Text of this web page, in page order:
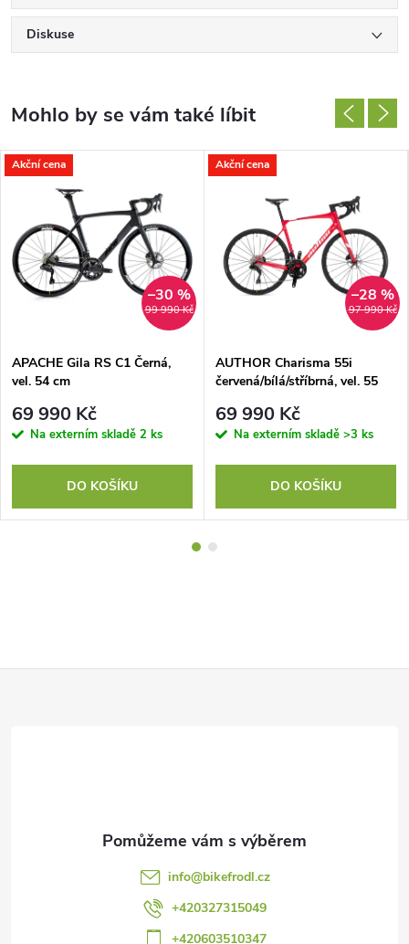
Diskuse
Akční cena
99 990 Kč
–30 %
APACHE Gila RS C1 Černá,
vel. 54 cm
69 990 Kč
Na externím skladě 2 ks
DO KOŠÍKU
Akční cena
97 990 Kč
–28 %
AUTHOR Charisma 55i
červená/bílá/stříbrná, vel. 55
69 990 Kč
Na externím skladě >3 ks
DO KOŠÍKU
info@bikefrodl.cz
+420327315049
+420603510347